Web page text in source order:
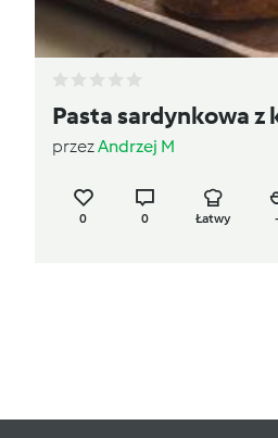
Pasta sardynkowa z
przezAndrzej M
0 0 Łatwy